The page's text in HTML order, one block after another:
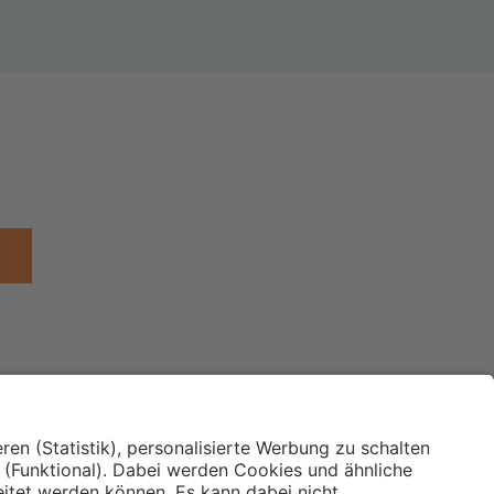
Institut für Makroökonomie